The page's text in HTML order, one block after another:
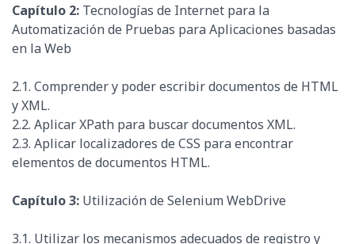
Capítulo 2: Tecnologías de Internet para la
Automatización de Pruebas para Aplicaciones basadas
en la Web
2.1. Comprender y poder escribir documentos de HTML
y XML.
2.2. Aplicar XPath para buscar documentos XML.
2.3. Aplicar localizadores de CSS para encontrar
elementos de documentos HTML.
Capítulo 3: Utilización de Selenium WebDrive
3.1. Utilizar los mecanismos adecuados de registro y